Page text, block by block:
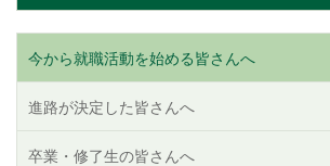
今から就職活動を始める皆さんへ
進路が決定した皆さんへ
卒業・修了生の皆さんへ